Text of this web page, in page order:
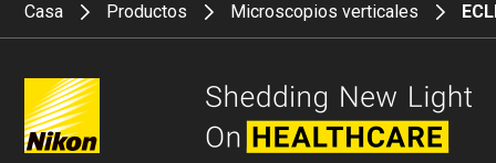
Casa Productos Microscopios verticales